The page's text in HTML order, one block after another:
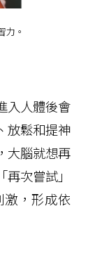
力。
入人體後會
放鬆和提神
大腦就想再
次嘗試」
，形成依